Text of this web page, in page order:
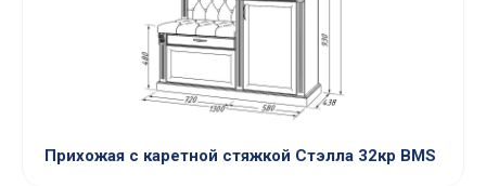
Прихожая с каретной стяжкой Стэлла 32кр BMS